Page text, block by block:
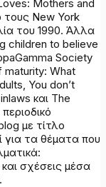
Mothers and
New York
του 1990. Άλλα
children to believe
Society
maturity: What
You don’t
και The
με τίτλο
τα θέματα που
σχέσεις μέσα